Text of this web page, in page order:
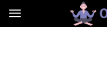
Okser.pl